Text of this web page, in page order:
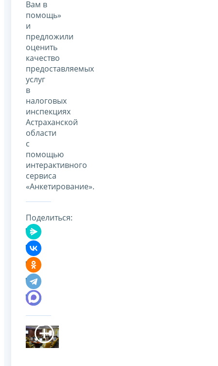
Вам в
помощь»
и
предложили
оценить
качество
предоставляемых
услуг
в
налоговых
инспекциях
Астраханской
области
с
помощью
интерактивного
сервиса
«Анкетирование».
Поделиться: